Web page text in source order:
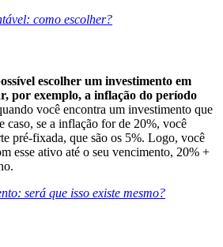
como escolher?
escolher um investimento em
por exemplo, a inflação do período
você encontra um investimento que
caso, se a inflação for de 20%, você
pré-fixada, que são os 5%. Logo, você
esse ativo até o seu vencimento, 20% +
será que isso existe mesmo?